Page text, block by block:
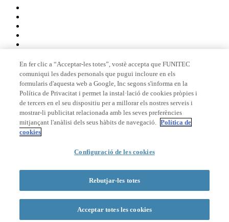
Membre de
Acreditacions
© 2026 La Salle Campus Barcelona - URL |Avís legal
Formulari de cerca
En fer clic a “Acceptar-les totes”, vostè accepta que FUNITEC
comuniqui les dades personals que pugui incloure en els
formularis d'aquesta web a Google, Inc segons s'informa en la
Política de Privacitat i permet la instal·lació de cookies pròpies i
de tercers en el seu dispositiu per a millorar els nostres serveis i
mostrar-li publicitat relacionada amb les seves preferències
mitjançant l'anàlisi dels seus hàbits de navegació. Política de
cookies
Configuració de les cookies
Rebutjar-les totes
Acceptar totes les cookies